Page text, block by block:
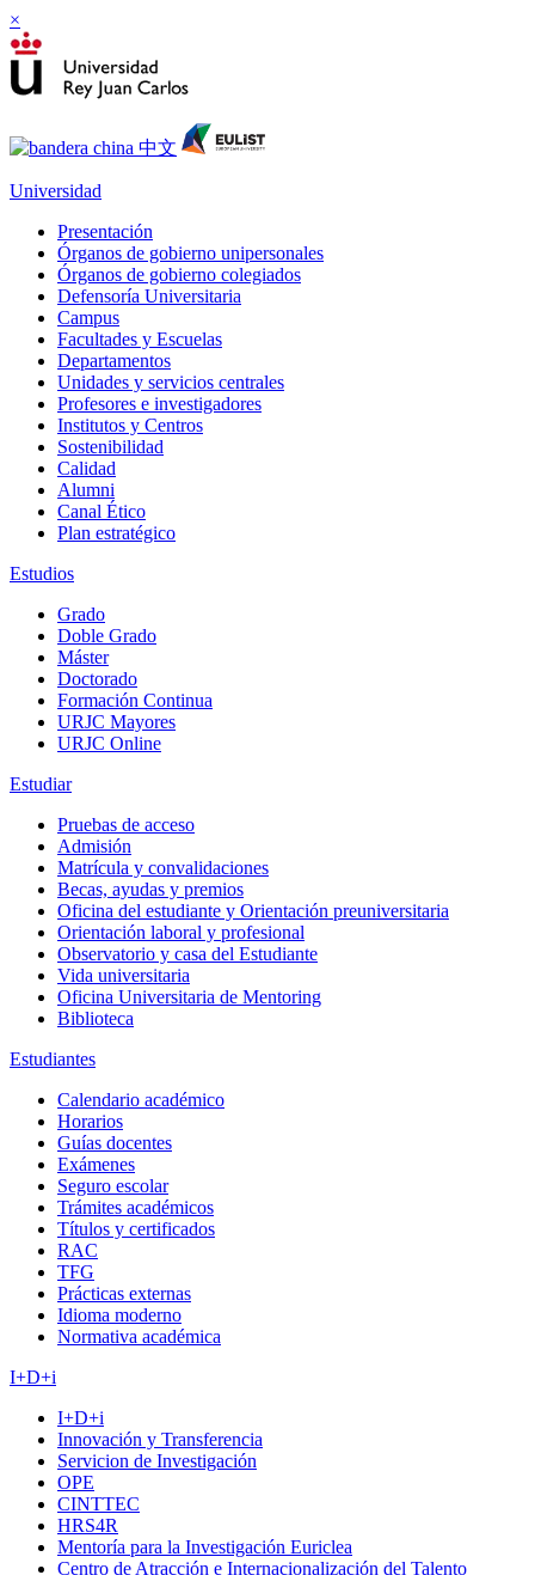
×
Universidad
Presentación
Órganos de gobierno unipersonales
Órganos de gobierno colegiados
Defensoría Universitaria
Campus
Facultades y Escuelas
Departamentos
Unidades y servicios centrales
Profesores e investigadores
Institutos y Centros
Sostenibilidad
Calidad
Alumni
Canal Ético
Plan estratégico
Estudios
Grado
Doble Grado
Máster
Doctorado
Formación Continua
URJC Mayores
URJC Online
Estudiar
Pruebas de acceso
Admisión
Matrícula y convalidaciones
Becas, ayudas y premios
Oficina del estudiante y Orientación preuniversitaria
Orientación laboral y profesional
Observatorio y casa del Estudiante
Vida universitaria
Oficina Universitaria de Mentoring
Biblioteca
Estudiantes
Calendario académico
Horarios
Guías docentes
Exámenes
Seguro escolar
Trámites académicos
Títulos y certificados
RAC
TFG
Prácticas externas
Idioma moderno
Normativa académica
I+D+i
I+D+i
Innovación y Transferencia
Servicion de Investigación
OPE
CINTTEC
HRS4R
Mentoría para la Investigación Euriclea
Centro de Atracción e Internacionalización del Talento